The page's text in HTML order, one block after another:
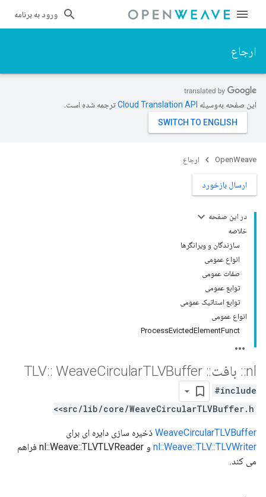
ورود به برنامه
ارجاع
این صفحه به‌وسیله ترجمه شده است.
OpenWeave ارجاع
ارسال بازخورد
در این صفحه
خلاصه
سازندگان و ویرانگرها
انواع عمومی
صفات عمومی
توابع عمومی
توابع استاتیک عمومی
انواع عمومی
ProcessEvictedElementFunct
nl
:: بافت::
TLV
:: WeaveCircularTLVBuffer
#include
<src/lib/core/WeaveCircularTLVBuffer.h>
WeaveCircularTLVBuffer ذخیره سازی دایره ای برای
nl::Weave::TLV::TLVWriter
و nl::Weave::TLVTLVReader فراهم
می کند.